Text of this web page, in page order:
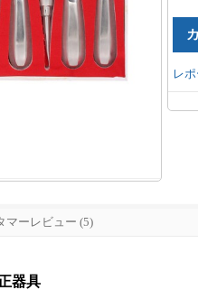
レ
マーレビュー (5)
器具